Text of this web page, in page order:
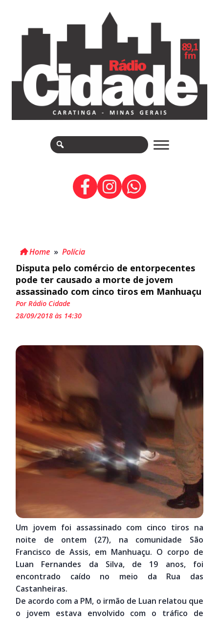
Home » Polícia
Disputa pelo comércio de entorpecentes
pode ter causado a morte de jovem
assassinado com cinco tiros em Manhuaçu
Por Rádio Cidade
28/09/2018 às 14:30
Um jovem foi assassinado com cinco tiros na
noite de ontem (27), na comunidade São
Francisco de Assis, em Manhuaçu. O corpo de
Luan Fernandes da Silva, de 19 anos, foi
encontrado caído no meio da Rua das
Castanheiras.
De acordo com a PM, o irmão de Luan relatou que
o jovem estava envolvido com o tráfico de